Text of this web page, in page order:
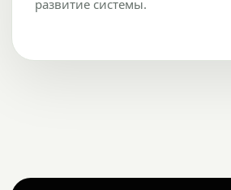
развитие системы.